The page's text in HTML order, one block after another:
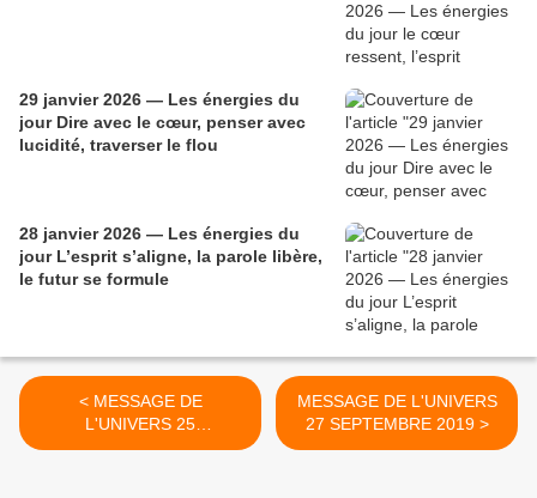
29 janvier 2026 — Les énergies du
jour Dire avec le cœur, penser avec
lucidité, traverser le flou
28 janvier 2026 — Les énergies du
jour L’esprit s’aligne, la parole libère,
le futur se formule
< MESSAGE DE
L'UNIVERS 25
SEPTEMBRE 2019
MESSAGE DE L'UNIVERS
27 SEPTEMBRE 2019 >